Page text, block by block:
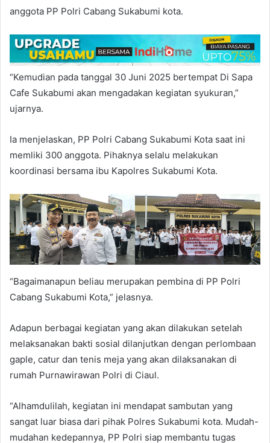
anggota PP Polri Cabang Sukabumi kota.
“Kemudian pada tanggal 30 Juni 2025 bertempat Di Sapa
Cafe Sukabumi akan mengadakan kegiatan syukuran,”
ujarnya.
Ia menjelaskan, PP Polri Cabang Sukabumi Kota saat ini
memliki 300 anggota. Pihaknya selalu melakukan
koordinasi bersama ibu Kapolres Sukabumi Kota.
“Bagaimanapun beliau merupakan pembina di PP Polri
Cabang Sukabumi Kota,” jelasnya.
Adapun berbagai kegiatan yang akan dilakukan setelah
melaksanakan bakti sosial dilanjutkan dengan perlombaan
gaple, catur dan tenis meja yang akan dilaksanakan di
rumah Purnawirawan Polri di Ciaul.
“Alhamdulilah, kegiatan ini mendapat sambutan yang
sangat luar biasa dari pihak Polres Sukabumi kota. Mudah-
mudahan kedepannya, PP Polri siap membantu tugas